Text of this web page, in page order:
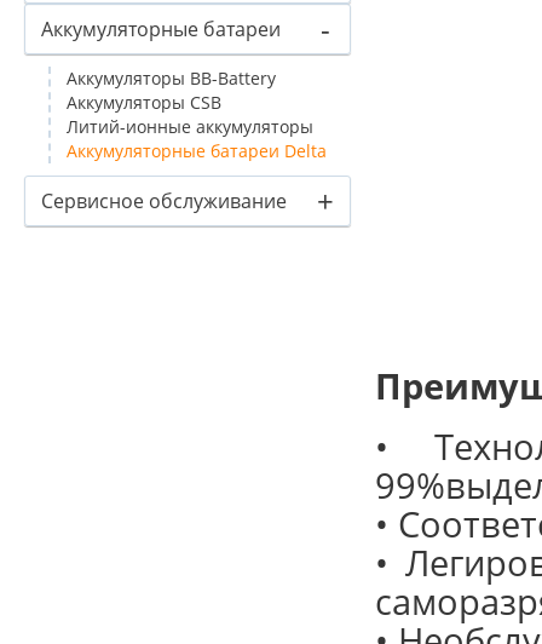
Аккумуляторные батареи -
Аккумуляторы BB-Battery
Аккумуляторы CSB
Литий-ионные аккумуляторы
Аккумуляторные батареи Delta
Сервисное обслуживание +
•
•
•